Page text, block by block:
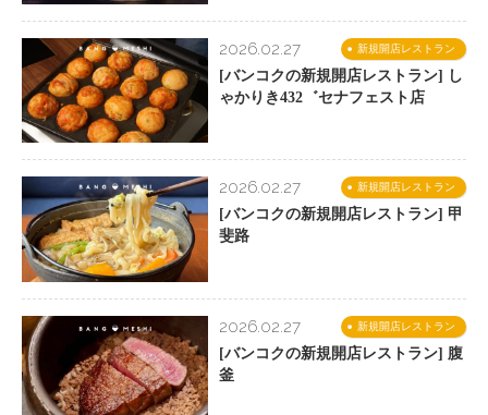
新規開店レストラン
2026.02.27
[バンコクの新規開店レストラン] し
ゃかりき432゛セナフェスト店
新規開店レストラン
2026.02.27
[バンコクの新規開店レストラン] 甲
斐路
新規開店レストラン
2026.02.27
[バンコクの新規開店レストラン] 腹
釜